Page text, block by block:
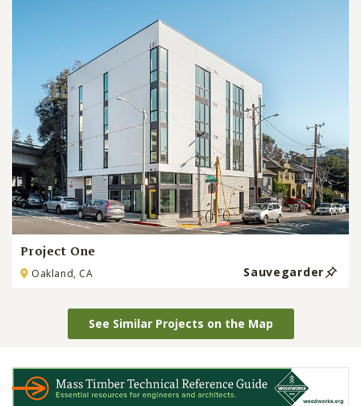
Project One
Oakland, CA Sauvegarder
See Similar Projects on the Map